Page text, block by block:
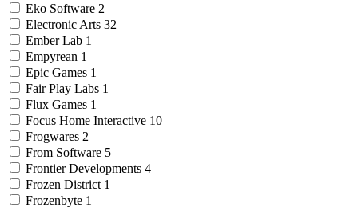
Eko Software 2
Electronic Arts 32
Ember Lab 1
Empyrean 1
Epic Games 1
Fair Play Labs 1
Flux Games 1
Focus Home Interactive 10
Frogwares 2
From Software 5
Frontier Developments 4
Frozen District 1
Frozenbyte 1